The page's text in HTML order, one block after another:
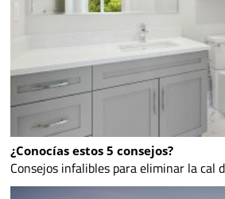
¿Conocías estos 5 consejos?
Consejos infalibles para eliminar la cal